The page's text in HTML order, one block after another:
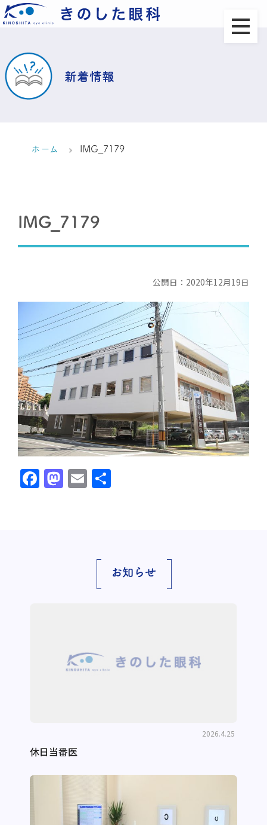
新着情報
ホーム IMG_7179
IMG_7179
公開日：2020年12月19日
Facebook
Mastodon
Email
お知らせ
2026.4.25
休日当番医